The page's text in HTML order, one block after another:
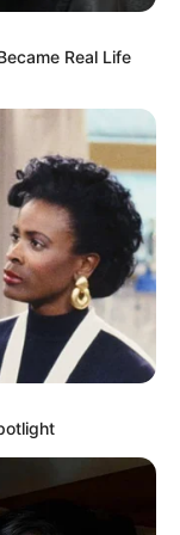
Municipal de
a la
Autónoma
y a la
(ANLA), lo
en la
– Coveñas se
Real Life